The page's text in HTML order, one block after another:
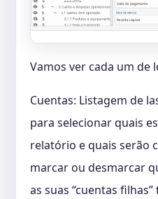
Vamos ver cada um de
Cuentas: Listagem de
para selecionar quais
relatório e quais serão
marcar ou desmarcar
as suas “cuentas